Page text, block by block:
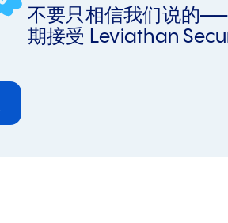
不要只相信我们说的
期接受 Leviathan